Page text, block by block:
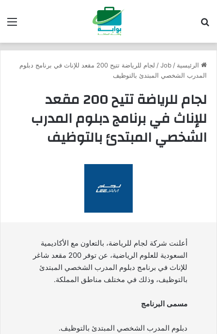
الرئيسية /
Job
/
لجام للرياضة تتيح 200 مقعد للإناث في برنامج دبلوم
المدرب الشخصي المبتدئ بالتوظيف
لجام للرياضة تتيح 200 مقعد
للإناث في برنامج دبلوم المدرب
الشخصي المبتدئ بالتوظيف
أعلنت شركة لجام للرياضة، بالتعاون مع الأكاديمية
السعودية للعلوم الرياضية، عن توفر 200 مقعد شاغر
للإناث في برنامج دبلوم المدرب الشخصي المبتدئ
بالتوظيف، وذلك في مختلف مناطق المملكة.
مسمى البرنامج
دبلوم المدرب الشخصي المبتدئ بالتوظيف.